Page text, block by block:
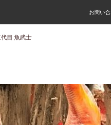
お問い
目 魚武士